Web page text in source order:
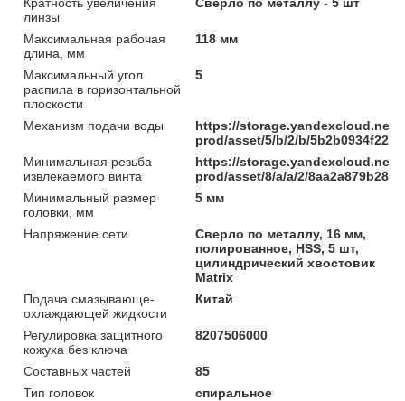
линзы
Максимальная рабочая
длина, мм
118 мм
Максимальный угол
распила в горизонтальной
плоскости
5
Механизм подачи воды
https://storage.yandexcloud.net/
prod/asset/5/b/2/b/
Минимальная резьба
извлекаемого винта
https://storage.yandexcloud.net/
prod/asset/8/a/a/2/
Минимальный размер
головки, мм
5 мм
Напряжение сети
Сверло по металлу, 16 мм,
полированное, HSS, 5 шт,
цилиндрический хвостовик
Matrix
Подача смазывающе-
охлаждающей жидкости
Китай
Регулировка защитного
кожуха без ключа
8207506000
Составных частей
85
Тип головок
спиральное